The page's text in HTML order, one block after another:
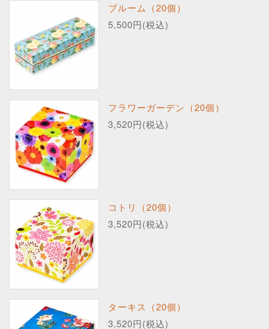
ブルーム（20個）
5,500円(税込)
フラワーガーデン（20個）
3,520円(税込)
コトリ（20個）
3,520円(税込)
ターキス（20個）
3,520円(税込)